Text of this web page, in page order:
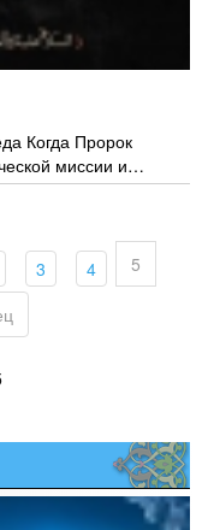
Когда Пророк
миссии и…
3(current)
4(current)
5